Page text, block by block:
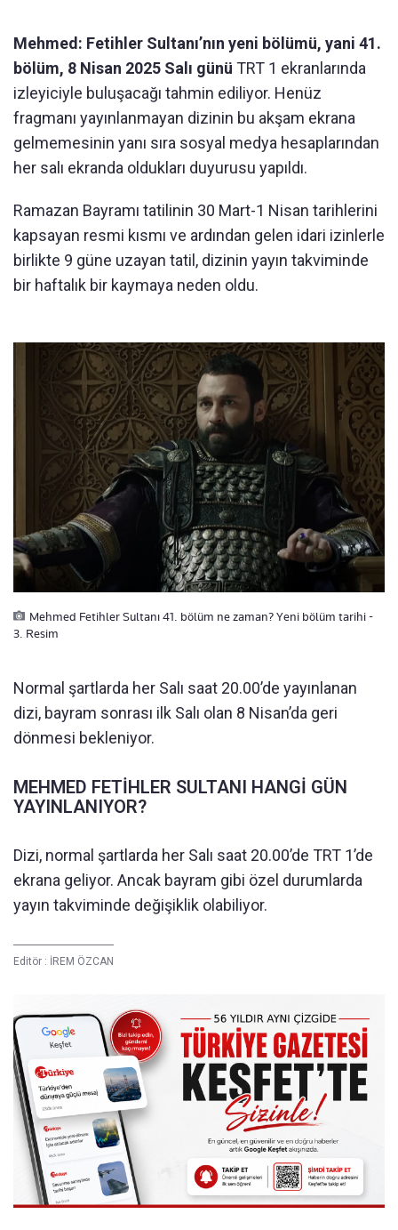
Mehmed: Fetihler Sultanı’nın yeni bölümü, yani 41.
bölüm, 8 Nisan 2025 Salı günü TRT 1 ekranlarında
izleyiciyle buluşacağı tahmin ediliyor. Henüz
fragmanı yayınlanmayan dizinin bu akşam ekrana
gelmemesinin yanı sıra sosyal medya hesaplarından
her salı ekranda oldukları duyurusu yapıldı.
Ramazan Bayramı tatilinin 30 Mart-1 Nisan tarihlerini
kapsayan resmi kısmı ve ardından gelen idari izinlerle
birlikte 9 güne uzayan tatil, dizinin yayın takviminde
bir haftalık bir kaymaya neden oldu.
Mehmed Fetihler Sultanı 41. bölüm ne zaman? Yeni bölüm tarihi -
3. Resim
Normal şartlarda her Salı saat 20.00’de yayınlanan
dizi, bayram sonrası ilk Salı olan 8 Nisan’da geri
dönmesi bekleniyor.
MEHMED FETİHLER SULTANI HANGİ GÜN
YAYINLANIYOR?
Dizi, normal şartlarda her Salı saat 20.00’de TRT 1’de
ekrana geliyor. Ancak bayram gibi özel durumlarda
yayın takviminde değişiklik olabiliyor.
Editör : İREM ÖZCAN